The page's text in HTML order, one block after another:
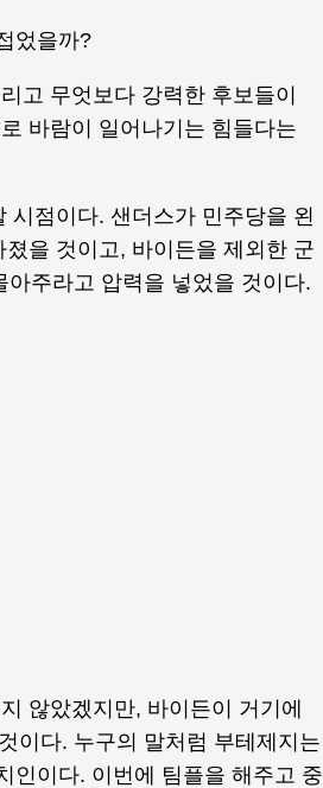
었을까?
고 무엇보다 강력한 후보들이
바람이 일어나기는 힘들다는
시점이다. 샌더스가 민주당을 왼
을 것이고, 바이든을 제외한 군
주라고 압력을 넣었을 것이다.
않았겠지만, 바이든이 거기에
이다. 누구의 말처럼 부테제지는
인이다. 이번에 팀플을 해주고 중